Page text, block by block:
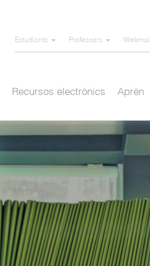
Estudiants Professors Webmail
Recursos electrònics Aprèn